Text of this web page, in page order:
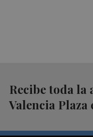
Recibe toda la
Valencia